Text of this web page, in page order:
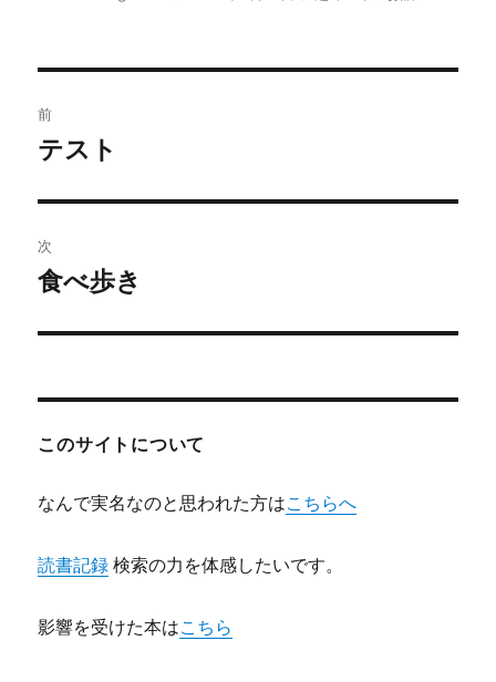
稿
ビ
ゲ
ー
前
前
投
稿:
テスト
次
次
投
食べ歩き
このサイトについて
なんで実名なのと思われた方はこちらへ
読書記録 検索の力を体感したいです。
影響を受けた本はこちら